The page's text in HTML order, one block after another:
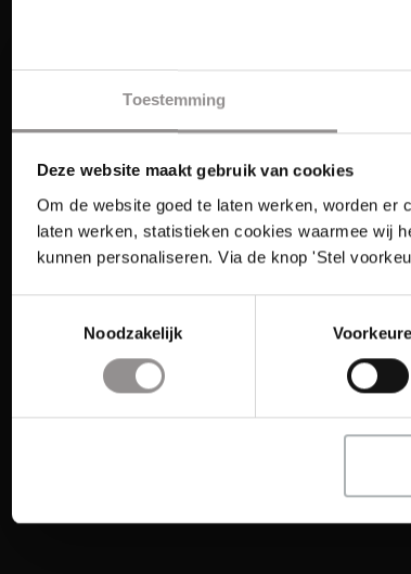
Toestemming
Deze website maakt gebruik van cookies
Om de website goed te laten werken, worden
laten werken, statistieken cookies waarmee wij
kunnen personaliseren. Via de knop 'Stel
Noodzakelijk